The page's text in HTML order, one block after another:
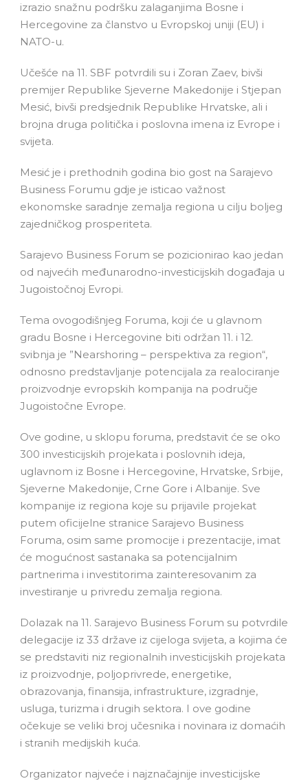
izrazio snažnu podršku zalaganjima Bosne i
Hercegovine za članstvo u Evropskoj uniji (EU) i
NATO-u.
Učešće na 11. SBF potvrdili su i Zoran Zaev, bivši
premijer Republike Sjeverne Makedonije i Stjepan
Mesić, bivši predsjednik Republike Hrvatske, ali i
brojna druga politička i poslovna imena iz Evrope i
svijeta.
Mesić je i prethodnih godina bio gost na Sarajevo
Business Forumu gdje je isticao važnost
ekonomske saradnje zemalja regiona u cilju boljeg
zajedničkog prosperiteta.
Sarajevo Business Forum se pozicionirao kao jedan
od najvećih međunarodno-investicijskih događaja u
Jugoistočnoj Evropi.
Tema ovogodišnjeg Foruma, koji će u glavnom
gradu Bosne i Hercegovine biti održan 11. i 12.
svibnja je ”Nearshoring – perspektiva za region“,
odnosno predstavljanje potencijala za realociranje
proizvodnje evropskih kompanija na područje
Jugoistočne Evrope.
Ove godine, u sklopu foruma, predstavit će se oko
300 investicijskih projekata i poslovnih ideja,
uglavnom iz Bosne i Hercegovine, Hrvatske, Srbije,
Sjeverne Makedonije, Crne Gore i Albanije. Sve
kompanije iz regiona koje su prijavile projekat
putem oficijelne stranice Sarajevo Business
Foruma, osim same promocije i prezentacije, imat
će mogućnost sastanaka sa potencijalnim
partnerima i investitorima zainteresovanim za
investiranje u privredu zemalja regiona.
Dolazak na 11. Sarajevo Business Forum su potvrdile
delegacije iz 33 države iz cijeloga svijeta, a kojima će
se predstaviti niz regionalnih investicijskih projekata
iz proizvodnje, poljoprivrede, energetike,
obrazovanja, finansija, infrastrukture, izgradnje,
usluga, turizma i drugih sektora. I ove godine
očekuje se veliki broj učesnika i novinara iz domaćih
i stranih medijskih kuća.
Organizator najveće i najznačajnije investicijske